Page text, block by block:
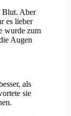
Blut. Aber
es lieber
wurde zum
Augen
als
sie